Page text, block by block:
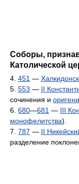
Соборы,
Католической
4. 451 —
5. 553 — II
сочинения и
6. 680—681 — III
монофелитства).
7. 787 — II
разделение